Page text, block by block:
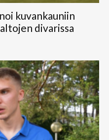
kuvankauniin
divarissa